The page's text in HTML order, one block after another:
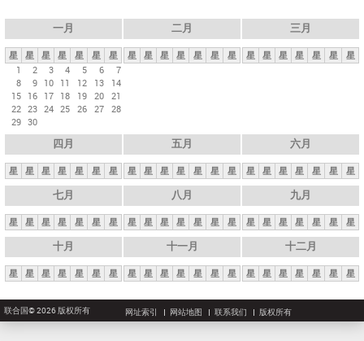
一月
星 星 星 星 星 星
星
1
2 3 4 5 6
7
8
9 10 11 12 13
14
15 16 17 18 19 20 21
22 23 24 25 26 27 28
29 30
二月
星 星 星 星 星 星 星
三月
星 星 星 星 星 星 星
四月
星 星 星 星 星 星 星
五月
星 星 星 星 星 星 星
六月
星 星 星 星 星 星 星
七月
星 星 星 星 星 星 星
八月
星 星 星 星 星 星 星
九月
星 星 星 星 星 星 星
十月
星 星 星 星 星 星 星
十一月
星 星 星 星 星 星 星
十二月
星 星 星 星 星 星 星
联合国© 2026 版权所有 网址索引 网站地图 联系我们 版权所有